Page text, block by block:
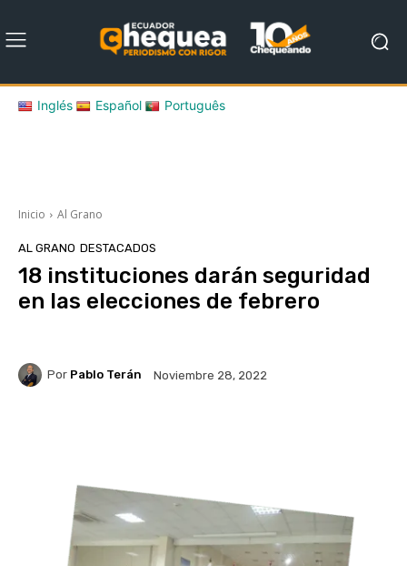
Inglés Español Português
Inicio Al Grano
AL GRANO DESTACADOS
18 instituciones darán seguridad
en las elecciones de febrero
Por Pablo Terán Noviembre 28, 2022